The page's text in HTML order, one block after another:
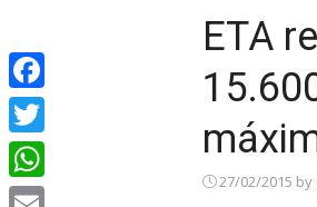
ETA
27/02/2015 by
Facebook
Twitter
WhatsApp